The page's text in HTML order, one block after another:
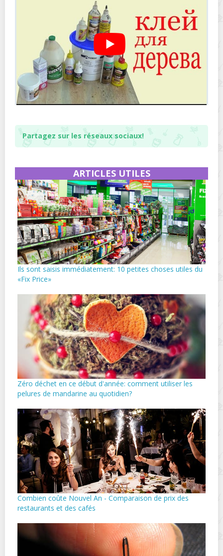
Partagez sur les réseaux sociaux!
ARTICLES UTILES
Ils sont saisis immédiatement: 10 petites choses utiles du
«Fix Price»
Zéro déchet en ce début d'année: comment utiliser les
pelures de mandarine au quotidien?
Combien coûte Nouvel An - Comparaison de prix des
restaurants et des cafés